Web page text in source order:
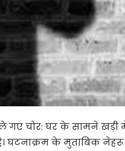
चोर: घर के सामने खड़ी
के मुताबिक नेहरू